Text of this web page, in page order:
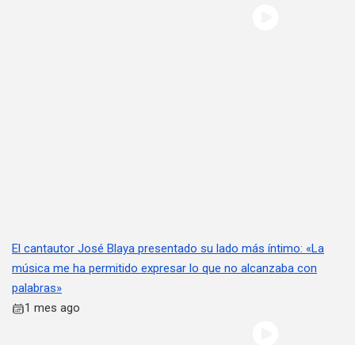
El cantautor José Blaya presentado su lado más íntimo: «La
música me ha permitido expresar lo que no alcanzaba con
palabras»
1 mes ago